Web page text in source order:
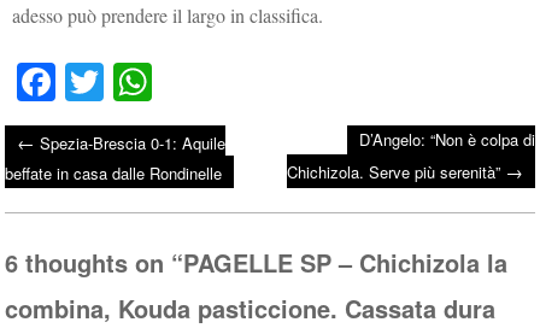
adesso può prendere il largo in classifica.
Fa
ce
bo
ok
T
wi
tte
r
ha
ts
A
Post navigation
← Spezia-Brescia 0-1: Aquile
beffate in casa dalle Rondinelle
D’Angelo: “Non è colpa di
Chichizola. Serve più serenità” →
6 thoughts on “PAGELLE SP – Chichizola la
combina, Kouda pasticcione. Cassata dura